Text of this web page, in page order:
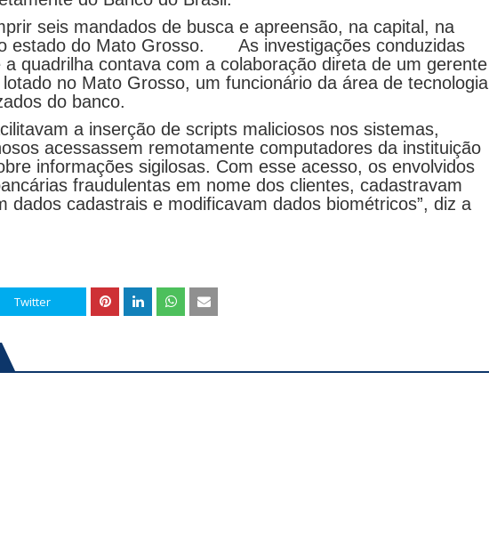
seis mandados de busca e apreensão, na capital, na
estado do Mato Grosso.
As investigações conduzidas
quadrilha contava com a colaboração direta de um gerente
no Mato Grosso, um funcionário da área de tecnologia
do banco.
a inserção de scripts maliciosos nos sistemas,
acessassem remotamente computadores da instituição
informações sigilosas. Com esse acesso, os envolvidos
fraudulentas em nome dos clientes, cadastravam
dados cadastrais e modificavam dados biométricos”, diz a
Twitter